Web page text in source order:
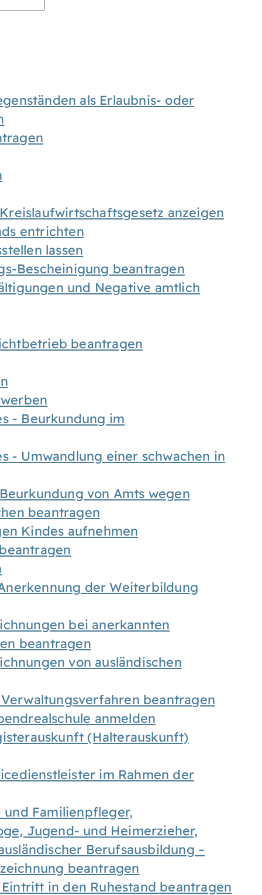
als Erlaubnis- oder
anzeigen
entrichten
lassen
Bescheinigung beantragen
und Negative amtlich
beantragen
- Beurkundung im
- Umwandlung einer schwachen in
von Amts wegen
beantragen
Kindes aufnehmen
der Weiterbildung
bei anerkannten
beantragen
von ausländischen
beantragen
anmelden
(Halterauskunft)
im Rahmen der
Familienpfleger,
Jugend- und Heimerzieher,
Berufsausbildung –
beantragen
in den Ruhestand beantragen